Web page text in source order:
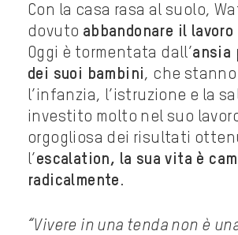
Con la casa rasa al suolo,
dovuto abbandonare il lavoro
Oggi è tormentata dall’ansia
dei suoi bambini, che
l’infanzia, l’istruzione e la
investito molto nel suo
orgogliosa dei risultati
l’ escalation, la sua vita è
radicalmente .
“Vivere in una tenda non è